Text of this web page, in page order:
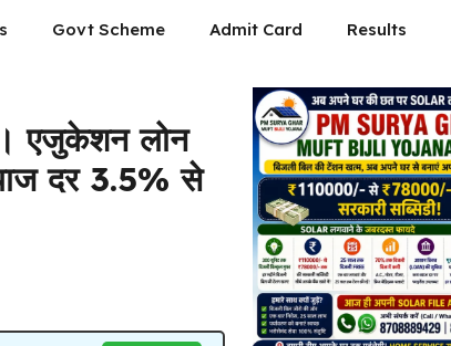
Govt Scheme Admit Card Results
लोन
दर 3.5% से